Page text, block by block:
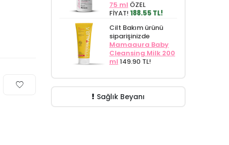
75 ml ÖZEL
FİYAT! 188.55 TL!
Cilt Bakım ürünü
siparişinizde
Mamaaura Baby
Cleansing Milk 200
ml 149.90 TL!
Sağlık Beyanı